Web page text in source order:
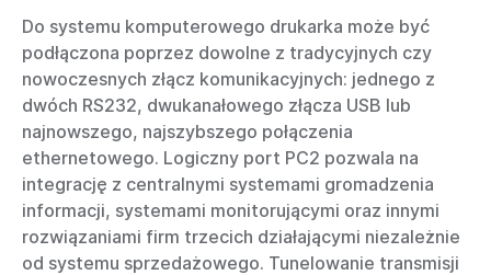
Do systemu komputerowego drukarka może być
podłączona poprzez dowolne z tradycyjnych czy
nowoczesnych złącz komunikacyjnych: jednego z
dwóch RS232, dwukanałowego złącza USB lub
najnowszego, najszybszego połączenia
ethernetowego. Logiczny port PC2 pozwala na
integrację z centralnymi systemami gromadzenia
informacji, systemami monitorującymi oraz innymi
rozwiązaniami firm trzecich działającymi niezależnie
od systemu sprzedażowego. Tunelowanie transmisji